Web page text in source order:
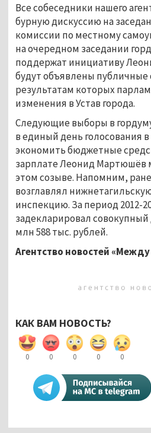
Все собеседники нашего
бурную дискуссию на
комиссии по местному
на очередном заседании
поддержат инициативу
будут объявлены публичные
результатам которых
изменения в Устав города.
Следующие выборы в
в единый день голосования в
экономить бюджетные
зарплате Леонид Мартюшёв
этом созыве. Напомним,
возглавлял
инспекцию. За период 2012-
задекларировал совокупный
млн 588 тыс. рублей.
Агентство новостей «Между
КАК ВАМ НОВОСТЬ?
0 0 0 0 0